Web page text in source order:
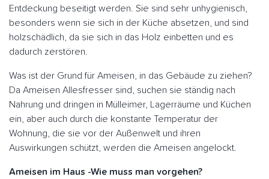
Entdeckung beseitigt werden. Sie sind sehr unhygienisch,
besonders wenn sie sich in der Küche absetzen, und sind
holzschädlich, da sie sich in das Holz einbetten und es
dadurch zerstören.
Was ist der Grund für Ameisen, in das Gebäude zu ziehen?
Da Ameisen Allesfresser sind, suchen sie ständig nach
Nahrung und dringen in Mülleimer, Lagerräume und Küchen
ein, aber auch durch die konstante Temperatur der
Wohnung, die sie vor der Außenwelt und ihren
Auswirkungen schützt, werden die Ameisen angelockt.
Ameisen im Haus -Wie muss man vorgehen?